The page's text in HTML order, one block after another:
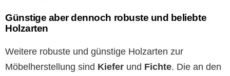
Günstige aber dennoch robuste und beliebte
Holzarten
Weitere robuste und günstige Holzarten zur
Möbelherstellung sind Kiefer und Fichte. Die an den